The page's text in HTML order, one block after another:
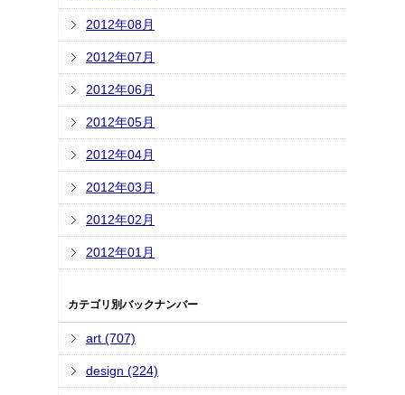
2012年08月
2012年07月
2012年06月
2012年05月
2012年04月
2012年03月
2012年02月
2012年01月
カテゴリ別バックナンバー
art (707)
design (224)